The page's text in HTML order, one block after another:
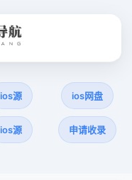
ios源 ios网盘
ios源 申请收录